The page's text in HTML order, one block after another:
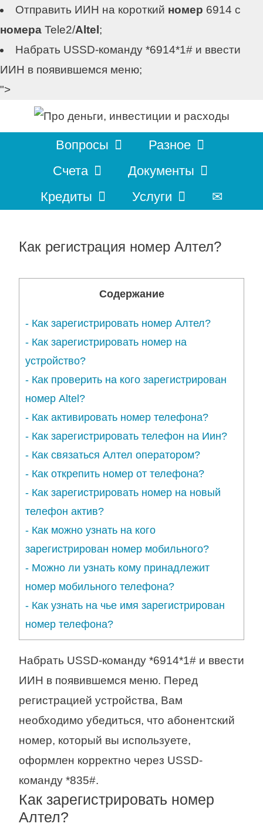
Отправить ИИН на короткий номер 6914 с
номера Tele2/Altel ;
Набрать USSD-команду *6914*1# и ввести
ИИН в появившемся меню;
">
содержимому
Вопросы
Разное
Счета
Документы
Кредиты
Услуги ✉
Как регистрация номер Алтел?
Содержание
- Как зарегистрировать номер Алтел?
- Как зарегистрировать номер на
устройство?
- Как проверить на кого зарегистрирован
номер Altel?
- Как активировать номер телефона?
- Как зарегистрировать телефон на Иин?
- Как связаться Алтел оператором?
- Как открепить номер от телефона?
- Как зарегистрировать номер на новый
телефон актив?
- Как можно узнать на кого
зарегистрирован номер мобильного?
- Можно ли узнать кому принадлежит
номер мобильного телефона?
- Как узнать на чье имя зарегистрирован
номер телефона?
Набрать USSD-команду *6914*1# и ввести
ИИН в появившемся меню. Перед
регистрацией устройства, Вам
необходимо убедиться, что абонентский
номер, который вы используете,
оформлен корректно через USSD-
команду *835#.
Как зарегистрировать номер
Алтел?